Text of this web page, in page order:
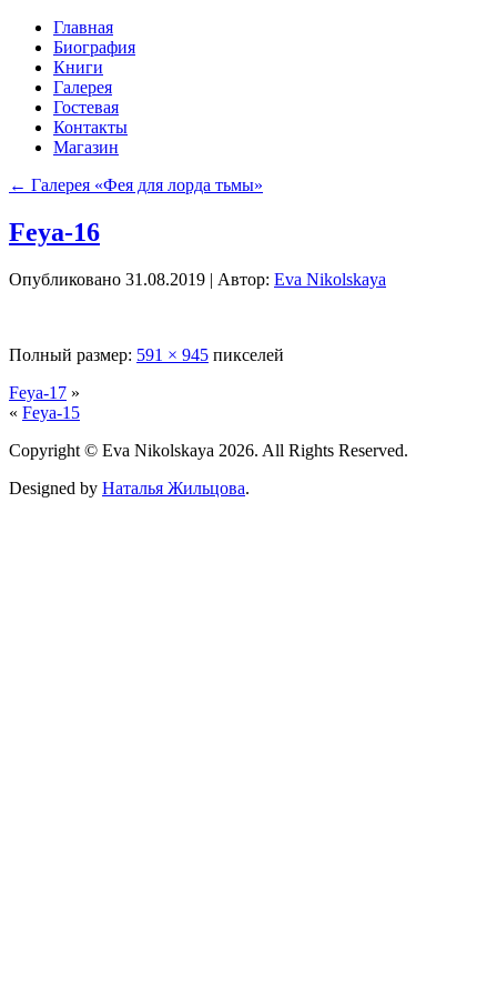
Главная
Биография
Книги
Галерея
Гостевая
Контакты
Магазин
← Галерея «Фея для лорда тьмы»
Feya-16
Опубликовано 31.08.2019 | Автор: Eva Nikolskaya
Полный размер: 591 × 945 пикселей
Feya-17 »
« Feya-15
Copyright © Eva Nikolskaya 2026. All Rights Reserved.
Designed by Наталья Жильцова.